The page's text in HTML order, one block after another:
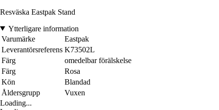
Resväska Eastpak Stand
Ytterligare information
Varumärke
Eastpak
Leverantörsreferens K73502L
Färg
omedelbar förälskelse
Färg
Rosa
Kön
Blandad
Åldersgrupp
Vuxen
Loading...